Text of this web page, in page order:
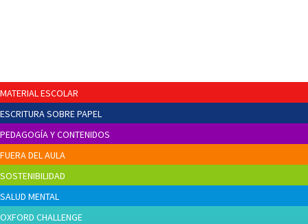
MATERIAL ESCOLAR
ESCRITURA SOBRE PAPEL
PEDAGOGÍA Y CONTENIDOS
FUERA DEL AULA
SOSTENIBILIDAD
SALUD MENTAL
OXFORD CHALLENGE